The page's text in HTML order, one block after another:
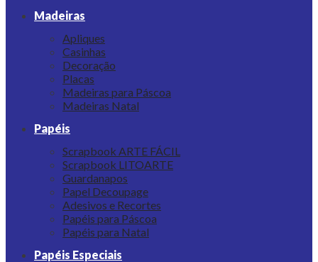
Madeiras
Apliques
Casinhas
Decoração
Placas
Madeiras para Páscoa
Madeiras Natal
Papéis
Scrapbook ARTE FÁCIL
Scrapbook LITOARTE
Guardanapos
Papel Decoupage
Adesivos e Recortes
Papéis para Páscoa
Papéis para Natal
Papéis Especiais